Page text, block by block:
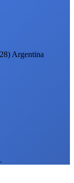
Argentina